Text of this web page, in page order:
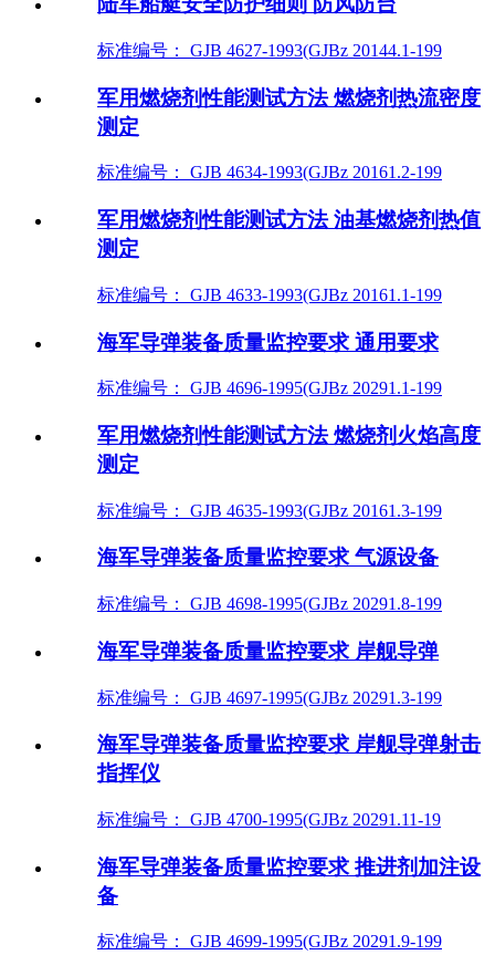
标准编号： GJB 4627-1993(GJBz 20144.1-199
军用燃烧剂性能测试方法 燃烧剂热流密度
测定
标准编号： GJB 4634-1993(GJBz 20161.2-199
军用燃烧剂性能测试方法 油基燃烧剂热值
测定
标准编号： GJB 4633-1993(GJBz 20161.1-199
海军导弹装备质量监控要求 通用要求
标准编号： GJB 4696-1995(GJBz 20291.1-199
军用燃烧剂性能测试方法 燃烧剂火焰高度
测定
标准编号： GJB 4635-1993(GJBz 20161.3-199
海军导弹装备质量监控要求 气源设备
标准编号： GJB 4698-1995(GJBz 20291.8-199
海军导弹装备质量监控要求 岸舰导弹
标准编号： GJB 4697-1995(GJBz 20291.3-199
海军导弹装备质量监控要求 岸舰导弹射击
指挥仪
标准编号： GJB 4700-1995(GJBz 20291.11-19
海军导弹装备质量监控要求 推进剂加注设
备
标准编号： GJB 4699-1995(GJBz 20291.9-199